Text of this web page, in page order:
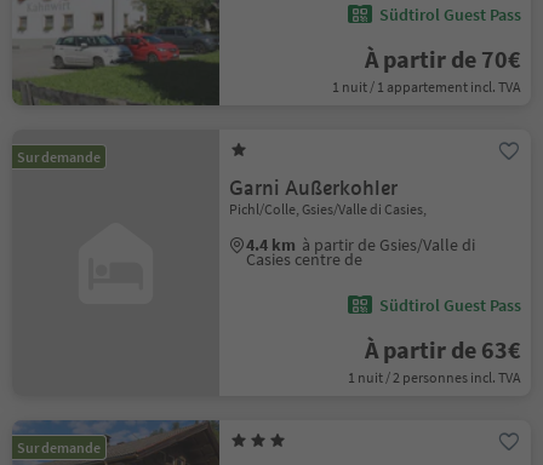
Südtirol Guest Pass
À partir de 70€
1 nuit / 1 appartement incl. TVA
Sur demande
Garni Außerkohler
Pichl/Colle, Gsies/Valle di Casies,
4.4 km à partir de Gsies/Valle di
Casies centre de
Südtirol Guest Pass
À partir de 63€
1 nuit / 2 personnes incl. TVA
Sur demande